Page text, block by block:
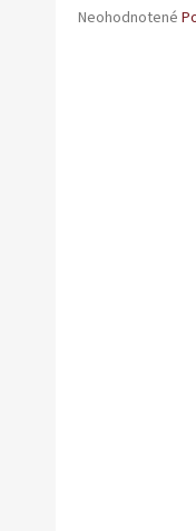
Priemerné
Neohodnotené